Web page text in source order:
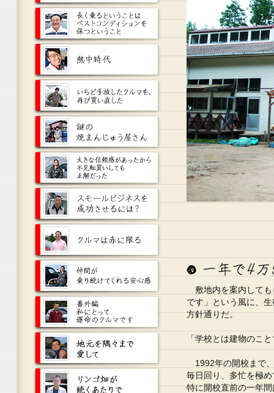
敷地内を案内しても
です」という風に、
方針通りだ。
「学校とは建物のこ
1992年の開校まで
毎日回り、多忙を極
特に開校直前の一年